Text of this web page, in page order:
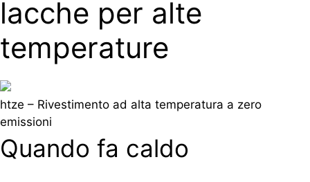
lacche per alte
temperature
Quando fa caldo
htze – Rivestimento ad alta temperatura a zero
emissioni